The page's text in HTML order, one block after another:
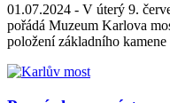
01.07.2024 - V úterý 9.
pořádá Muzeum Karlova
položení základního kamene